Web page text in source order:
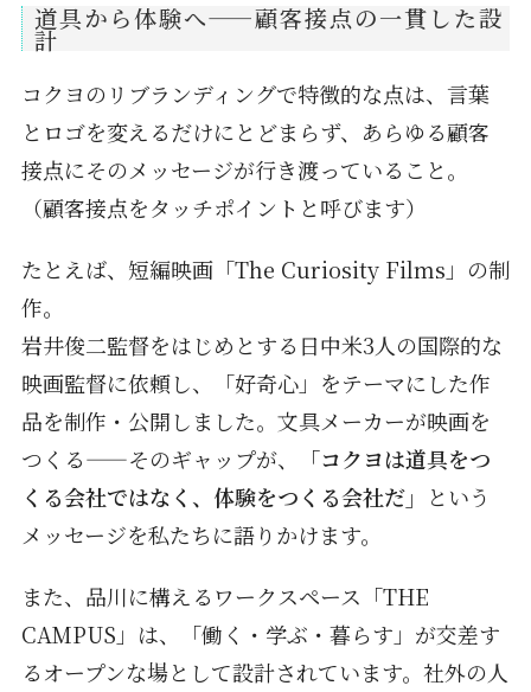
道具から体験へ——顧客接点の一貫した設
計
コクヨのリブランディングで特徴的な点は、言葉
とロゴを変えるだけにとどまらず、あらゆる顧客
接点にそのメッセージが行き渡っていること。
（顧客接点をタッチポイントと呼びます）
たとえば、短編映画「The Curiosity Films」の制
作。
岩井俊二監督をはじめとする日中米3人の国際的な
映画監督に依頼し、「好奇心」をテーマにした作
品を制作・公開しました。文具メーカーが映画を
つくる——そのギャップが、
「コクヨは道具をつ
くる会社ではなく、体験をつくる会社だ」
という
メッセージを私たちに語りかけます。
また、品川に構えるワークスペース「THE
CAMPUS」は、「働く・学ぶ・暮らす」が交差す
るオープンな場として設計されています。社外の人